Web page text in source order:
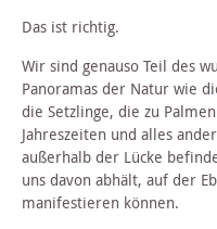
Das ist richtig.
Wir sind genauso Teil des
Panoramas der Natur wie
die Setzlinge, die zu
Jahreszeiten und alles
außerhalb der Lücke
uns davon abhält, auf der
manifestieren können.